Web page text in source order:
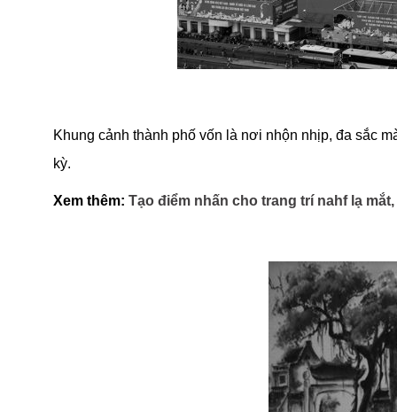
Khung cảnh thành phố vốn là nơi nhộn nhịp, đa sắc
kỳ.
Xem thêm: Tạo điểm nhấn cho trang trí nahf lạ